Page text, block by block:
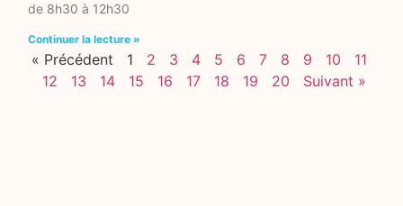
de 8h30 à 12h30
Continuer la lecture »
« Précédent 1 2 3 4 5 6 7 8 9 10
11
12
13 14 15 16 17 18 19 20 Suivant »